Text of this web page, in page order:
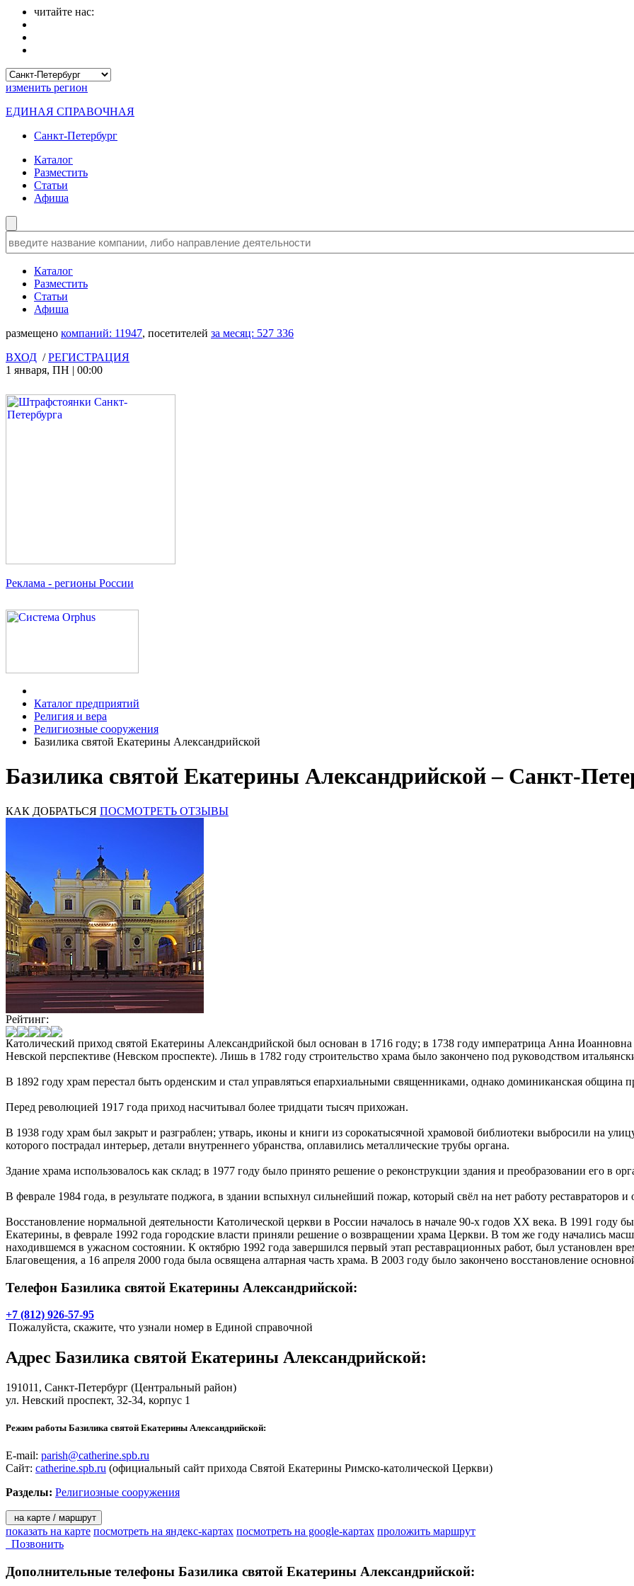
читайте нас:
изменить регион
ЕДИНАЯ СПРАВОЧНАЯ
Санкт-Петербург
Каталог
Разместить
Статьи
Афиша
Каталог
Разместить
Статьи
Афиша
размещено компаний: 11947, посетителей за месяц: 527 336
ВХОД /РЕГИСТРАЦИЯ
1 января, ПН | 00:00
Реклама - регионы России
Каталог предприятий
Религия и вера
Религиозные сооружения
Базилика святой Екатерины Александрийской
Базилика святой Екатерины Александрийской – Санкт-
КАК ДОБРАТЬСЯ ПОСМОТРЕТЬ ОТЗЫВЫ
Рейтинг:
Католический приход святой Екатерины Александрийской был основан в 1716 году; в 1738 году императрица Анна Иоанновна
Невской перспективе (Невском проспекте). Лишь в 1782 году строительство храма было закончено под руководством
В 1892 году храм перестал быть орденским и стал управляться епархиальными священниками, однако доминиканская община
Перед революцией 1917 года приход насчитывал более тридцати тысяч прихожан.
В 1938 году храм был закрыт и разграблен; утварь, иконы и книги из сорокатысячной храмовой библиотеки выбросили на
которого пострадал интерьер, детали внутреннего убранства, оплавились металлические трубы органа.
Здание храма использовалось как склад; в 1977 году было принято решение о реконструкции здания и преобразовании его в
В феврале 1984 года, в результате поджога, в здании вспыхнул сильнейший пожар, который свёл на нет работу реставраторов
Восстановление нормальной деятельности Католической церкви в России началось в начале 90-х годов XX века. В 1991 году
Екатерины, в феврале 1992 года городские власти приняли решение о возвращении храма Церкви. В том же году начались
находившемся в ужасном состоянии. К октябрю 1992 года завершился первый этап реставрационных работ, был установлен
Благовещения, а 16 апреля 2000 года была освящена алтарная часть храма. В 2003 году было закончено восстановление
Телефон Базилика святой Екатерины Александрийской:
+7 (812) 926-57-95
Пожалуйста, скажите, что узнали номер в Единой справочной
Адрес Базилика святой Екатерины Александрийской:
191011, Санкт-Петербург (Центральный район)
ул. Невский проспект, 32-34, корпус 1
Режим работы Базилика святой Екатерины Александрийской:
E-mail: parish@catherine.spb.ru
Сайт: catherine.spb.ru (официальный сайт прихода Святой Екатерины Римско-католической Церкви)
Разделы: Религиозные сооружения
на карте / маршрут
показать на карте посмотреть на яндекс-картах посмотреть на google-картах проложить маршрут
Позвонить
Дополнительные телефоны Базилика святой Екатерины Александрийской: